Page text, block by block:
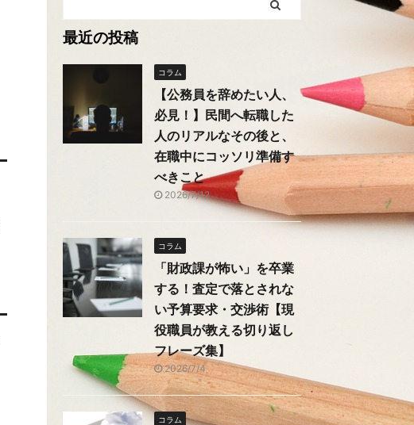
最近の投稿
コラム
【公務員を辞めたい人、
必見！】民間へ転職した
人のリアルなその後と、
在職中にコッソリ準備す
べきこと
2026/7/12
コラム
「財政課が怖い」を卒業
する！査定で落とされな
い予算要求・交渉術【現
役職員が教える切り返し
フレーズ集】
2026/7/4
コラム